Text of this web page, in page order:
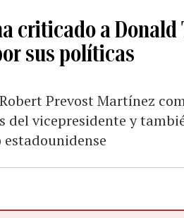
criticado a Donald
sus políticas
Prevost Martínez
del vicepresidente y